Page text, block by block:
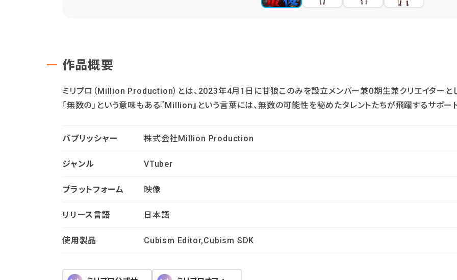
作品概要
ミリプロ（Million Production）とは、2023年4月1日に甘狼このみを設立メンバー兼0期生兼クリエイターと
「無数の」という意味もある『Million』という言葉には、無数の可能性を秘めたタレントたちが飛躍するサポー
パブリッシャー 株式会社Million Production
ジャンル VTuber
プラットフォーム 映像
リリース言語 日本語
使用製品 Cubism Editor,Cubism SDK